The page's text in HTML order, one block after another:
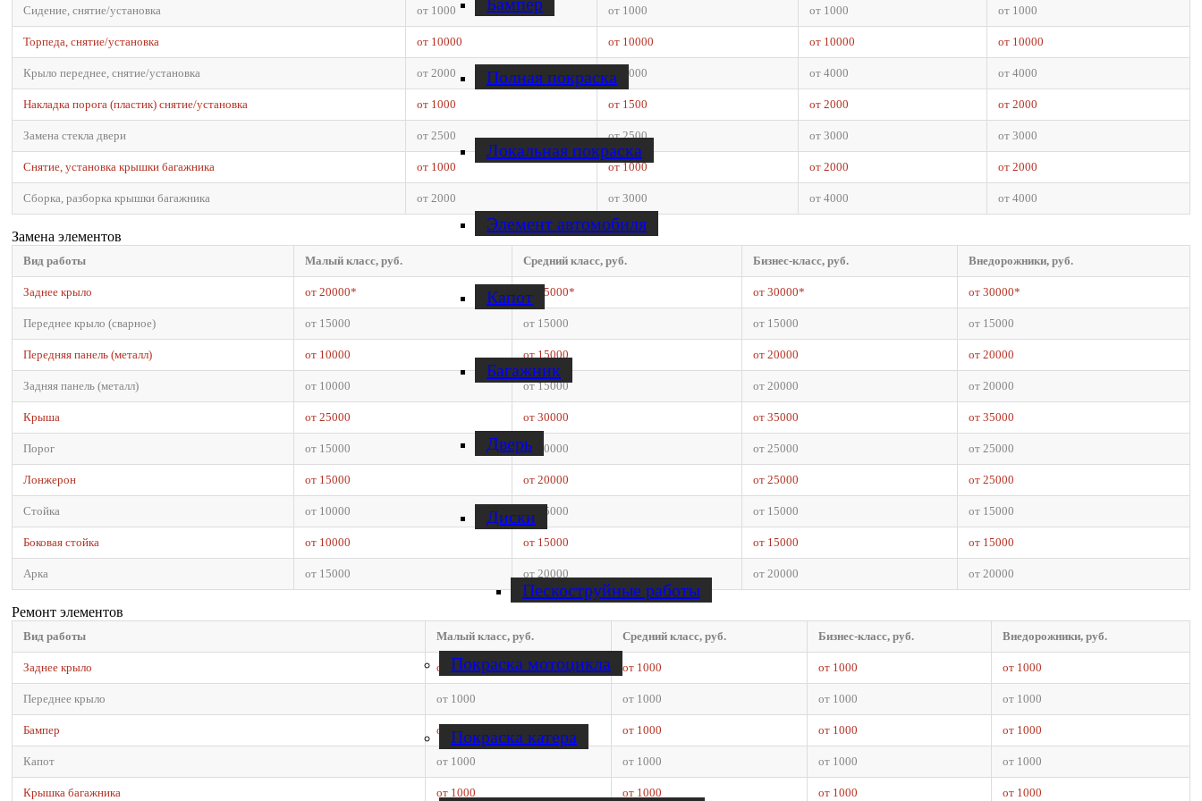
Полная покраска
Локальная покраска
Элемент автомобиля
Капот
Багажник
Дверь
Диски
Пескоструйные работы
Покраска мотоцикла
Покраска катера
Сидение, снятие/установка от 1000 от 1000 от 1000 от 1000
Торпеда, снятие/установка от 10000 от 10000 от 10000 от 10000
Крыло переднее, снятие/установка от 2000 от 3000 от 4000 от 4000
Накладка порога (пластик) снятие/установка от 1000 от 1500 от 2000 от 2000
Замена стекла двери от 2500 от 2500 от 3000 от 3000
Снятие, установка крышки багажника от 1000 от 1000 от 2000 от 2000
Сборка, разборка крышки багажника от 2000 от 3000 от 4000 от 4000
Замена элементов
Вид работы Малый класс, руб. Средний класс, руб. Бизнес-класс, руб. Внедорожники, руб.
Заднее крыло от 20000* от 25000* от 30000* от 30000*
Переднее крыло (сварное) от 15000 от 15000 от 15000 от 15000
Передняя панель (металл) от 10000 от 15000 от 20000 от 20000
Задняя панель (металл) от 10000 от 15000 от 20000 от 20000
Крыша от 25000 от 30000 от 35000 от 35000
Порог от 15000 от 20000 от 25000 от 25000
Лонжерон от 15000 от 20000 от 25000 от 25000
Стойка от 10000 от 15000 от 15000 от 15000
Боковая стойка от 10000 от 15000 от 15000 от 15000
Арка от 15000 от 20000 от 20000 от 20000
Ремонт элементов
Вид работы Малый класс, руб. Средний класс, руб. Бизнес-класс, руб. Внедорожники, руб.
Заднее крыло от 1000 от 1000 от 1000 от 1000
Переднее крыло от 1000 от 1000 от 1000 от 1000
Бампер от 1000 от 1000 от 1000 от 1000
Капот от 1000 от 1000 от 1000 от 1000
Крышка багажника от 1000 от 1000 от 1000 от 1000